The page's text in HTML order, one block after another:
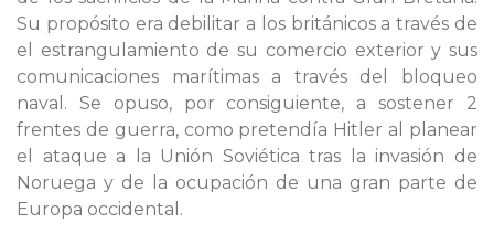
Su propósito era debilitar a los británicos a través de
el estrangulamiento de su comercio exterior y sus
comunicaciones marítimas a través del bloqueo
naval. Se opuso, por consiguiente, a sostener 2
frentes de guerra, como pretendía Hitler al planear
el ataque a la Unión Soviética tras la invasión de
Noruega y de la ocupación de una gran parte de
Europa occidental.